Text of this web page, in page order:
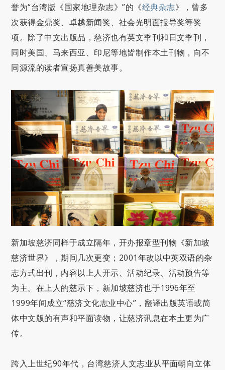
誉为“台湾版《国家地理杂志》”的《经典杂志》，曾多
次获得金鼎奖、卓越新闻奖、社会光明面报导奖等奖
项。除了中文出版品，慈济也有英文季刊和日文季刊，
同时美国、马来西亚、印尼等地皆制作本土刊物，向不
同源流的读者宣扬真善美故事。
新加坡慈济同样于成立隔年，开办报章型刊物《新加坡
慈济世界》，期间几次更变；2001年改以中英双语的杂
志方式出刊，内容以上人开示、活动纪录、活动预告等
为主。在上人的慈示下，新加坡慈济也于1996年至
1999年间成立“慈济文化志业中心”，翻译出版英语或简
体中文版的有声和平面读物，让慈济讯息在本土更为广
传。
跨入上世纪90年代，台湾慈济人文志业从平面朝向立体